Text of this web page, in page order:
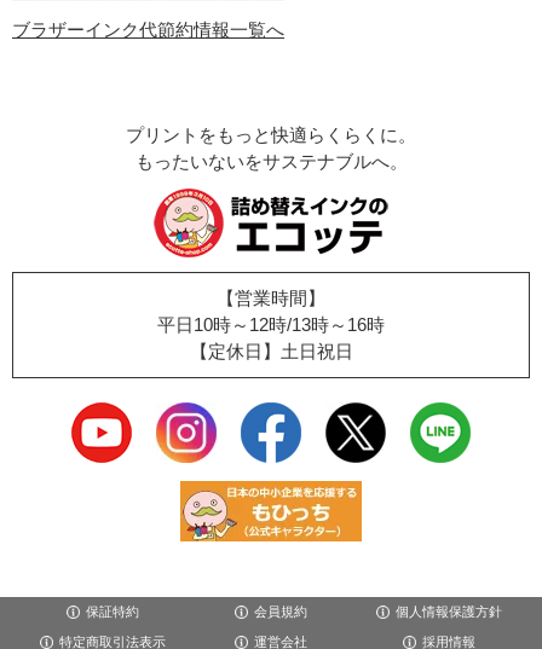
ブラザーインク代節約情報一覧へ
プリントをもっと快適らくらくに。
もったいないをサステナブルへ。
【営業時間】
平日10時～12時/13時～16時
【定休日】土日祝日
保証特約 会員規約 個人情報保護方針
特定商取引法表示 運営会社 採用情報